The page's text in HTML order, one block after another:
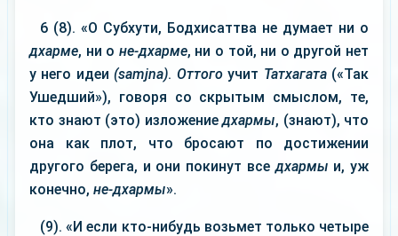
6 (8). «О Субхути, Бодхисаттва не думает ни о
дхарме, ни о не-дхарме, ни о той, ни о другой нет
у него идеи(samjna). Оттогоучит Татхагата(«Так
Ушедший»), говоря со скрытым смыслом, те,
кто знают (это) изложениедхармы, (знают), что
она как плот, что бросают по достижении
другого берега, и они покинут вседхармы и, уж
конечно, не-дхармы».
(9). «И если кто-нибудь возьмет только четыре